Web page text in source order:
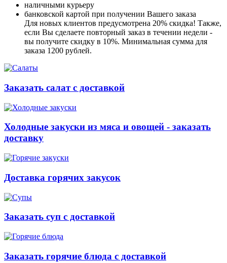
наличными курьеру
банковской картой при получении Вашего заказа
Для новых клиентов предусмотрена 20% скидка! Также,
если Вы сделаете повторный заказ в течении недели -
вы получите скидку в 10%. Минимальная сумма для
заказа 1200 рублей.
Заказать салат с доставкой
Холодные закуски из мяса и овощей - заказать
доставку
Доставка горячих закусок
Заказать суп с доставкой
Заказать горячие блюда с доставкой